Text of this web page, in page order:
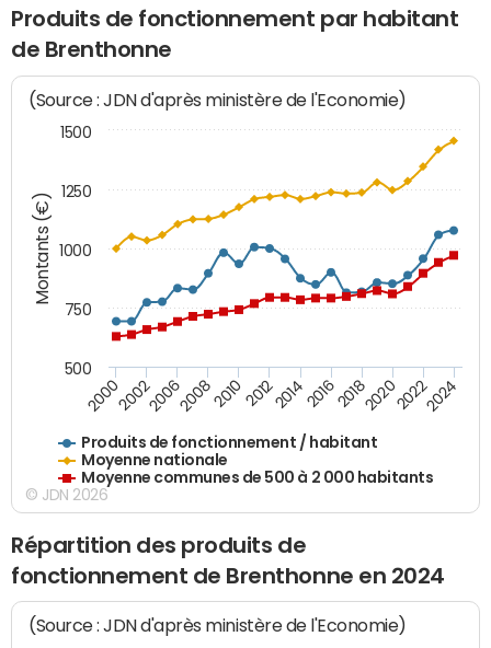
Produits de fonctionnement par habitant
de Brenthonne
Montants (€)
(Source : JDN d'après ministère de l'Economie)
Produits de fonctionnement / habitant
Moyenne nationale
Moyenne communes de 500 à 2 000 habitants
200020022006200820102012201420162018202020222024
500
750
1000
1250
1500
© JDN 2026
Répartition des produits de
fonctionnement de Brenthonne en 2024
(Source : JDN d'après ministère de l'Economie)